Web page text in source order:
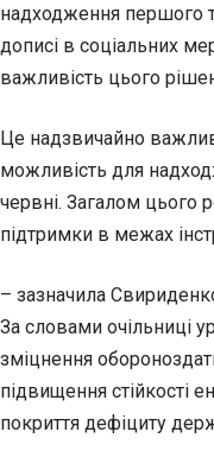
надходження першого
дописі в соціальних
важливість цього
Це надзвичайно
можливість для
червні. Загалом цього
підтримки в межах
– зазначила
За словами очільниці
зміцнення
підвищення стійкості
покриття дефіциту